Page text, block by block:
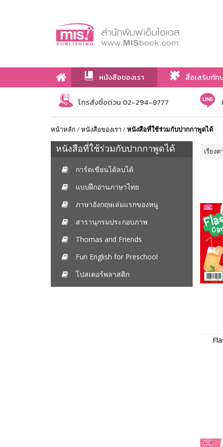
หนังสือของเรา
สื่อเสริมทัก
เกี่ยวกับเรา
โทรสั่งซื้อด่วน 02-294-8777
หน้าหลัก /หนังสือของเรา /หนังสือที่ใช้ร่วมกับปากกาพูดได้
หนังสือที่ใช้ร่วมกับปากกาพูดได้
การ์ดเขียนได้ลบได้
แบบฝึกอ่านภาษาไทย
ภาษาอังกฤษเล่มแรกของหนู
สารานุกรมประกอบภาพ
Thomas and Friends
Fun English for Preschool
โปสเตอร์พลาสติก
เรียง